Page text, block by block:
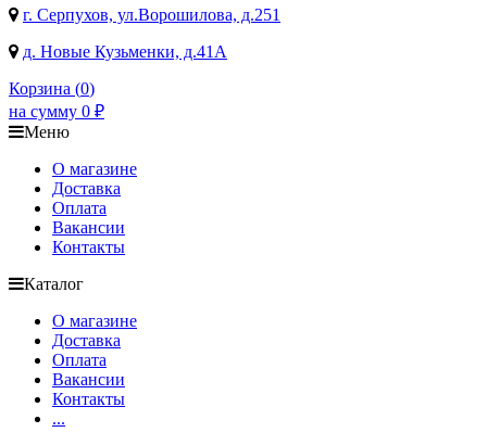
г. Серпухов, ул.Ворошилова, д.251
д. Новые Кузьменки, д.41А
Корзина (0)
на сумму 0 ₽
Меню
О магазине
Доставка
Оплата
Вакансии
Контакты
Каталог
О магазине
Доставка
Оплата
Вакансии
Контакты
...